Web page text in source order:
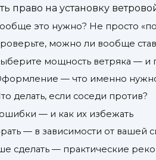
право на установку
это нужно? Не просто
можно ли вообще
мощность ветряка — и
— что именно
делать, если соседи против?
— и как их избежать
— в зависимости от вашей
сделать — практические